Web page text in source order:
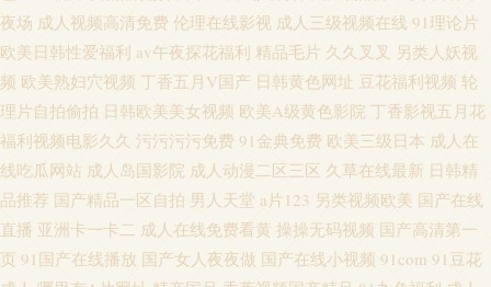
夜场 成人视频高清免费 伦理在线影视 成人三级视频在线 91理论片
欧美日韩性爱福利 av午夜探花福利 精品毛片 久久叉叉 另类人妖视
频 欧美熟妇穴视频 丁香五月V国产 日韩黄色网址 豆花福利视频 轮
理片自拍偷拍 日韩欧美美女视频 欧美A级黄色影院 丁香影视五月花
福利视频电影久久 污污污污免费 91金典免费 欧美三级日本 成人在
线吃瓜网站 成人岛国影院 成人动漫二区三区 久草在线最新 日韩精
品推荐 国产精品一区自拍 男人天堂 a片123 另类视频欧美 国产在线
直播 亚洲卡一卡二 成人在线免费看黄 操操无码视频 国产高清第一
页 91国产在线播放 国产女人夜夜做 国产在线小视频 91com 91豆花